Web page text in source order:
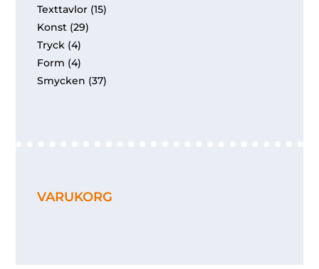
Texttavlor (15)
Konst (29)
Tryck (4)
Form (4)
Smycken (37)
VARUKORG